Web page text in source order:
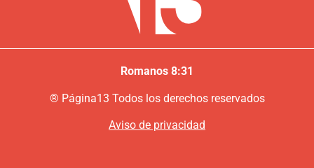
Romanos 8:31
® Página13 Todos los derechos reservados
Aviso de privacidad